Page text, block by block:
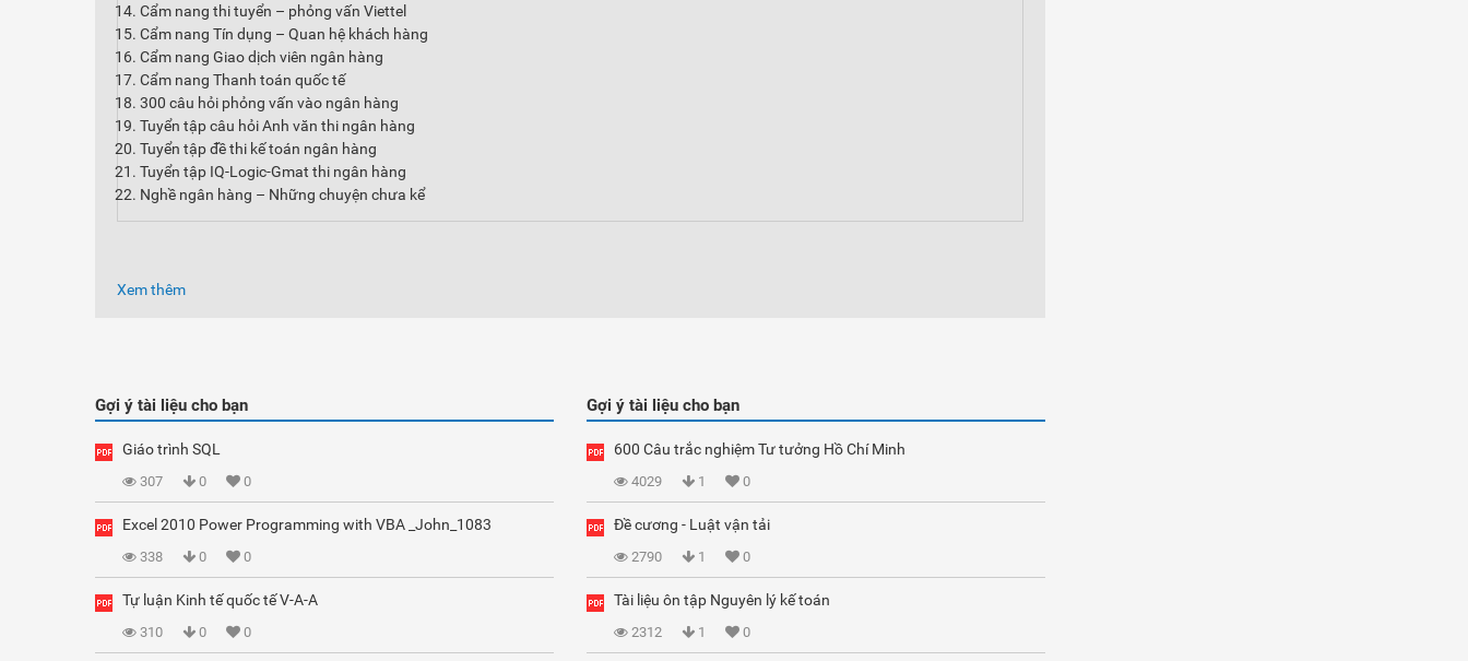
Cẩm nang thi tuyển – phỏng vấn Viettel
Cẩm nang Tín dụng – Quan hệ khách hàng
Cẩm nang Giao dịch viên ngân hàng
Cẩm nang Thanh toán quốc tế
300 câu hỏi phỏng vấn vào ngân hàng
Tuyển tập câu hỏi Anh văn thi ngân hàng
Tuyển tập đề thi kế toán ngân hàng
Tuyển tập IQ-Logic-Gmat thi ngân hàng
Nghề ngân hàng – Những chuyện chưa kể
Xem thêm
Gợi ý tài liệu cho bạn
Giáo trình SQL
307 0 0
Excel 2010 Power Programming with VBA _John_1083
338 0 0
Tự luận Kinh tế quốc tế V-A-A
310 0 0
Gợi ý tài liệu cho bạn
600 Câu trắc nghiệm Tư tưởng Hồ Chí Minh
4029 1 0
Đề cương - Luật vận tải
2790 1 0
Tài liệu ôn tập Nguyên lý kế toán
2312 1 0